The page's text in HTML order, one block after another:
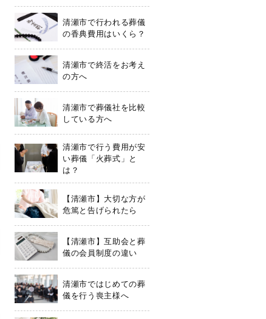
清瀬市で行われる葬儀
の香典費用はいくら？
清瀬市で終活をお考え
の方へ
清瀬市で葬儀社を比較
している方へ
清瀬市で行う費用が安
い葬儀「火葬式」と
は？
【清瀬市】大切な方が
危篤と告げられたら
【清瀬市】互助会と葬
儀の会員制度の違い
清瀬市ではじめての葬
儀を行う喪主様へ